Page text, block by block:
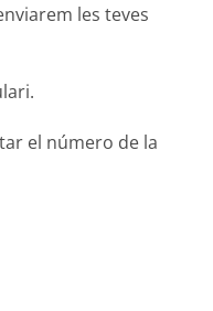
les teves
el número de la